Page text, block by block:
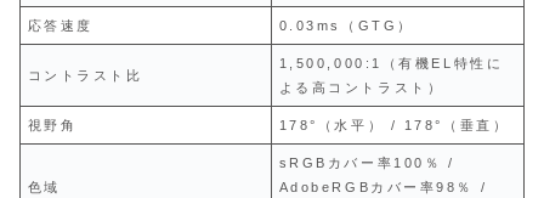
応答速度 0.03ms（GTG）
コントラスト比
1,500,000:1（有機EL特性に
よる高コントラスト）
視野角 178°（水平） / 178°（垂直）
色域
sRGBカバー率100％ /
AdobeRGBカバー率98％ /